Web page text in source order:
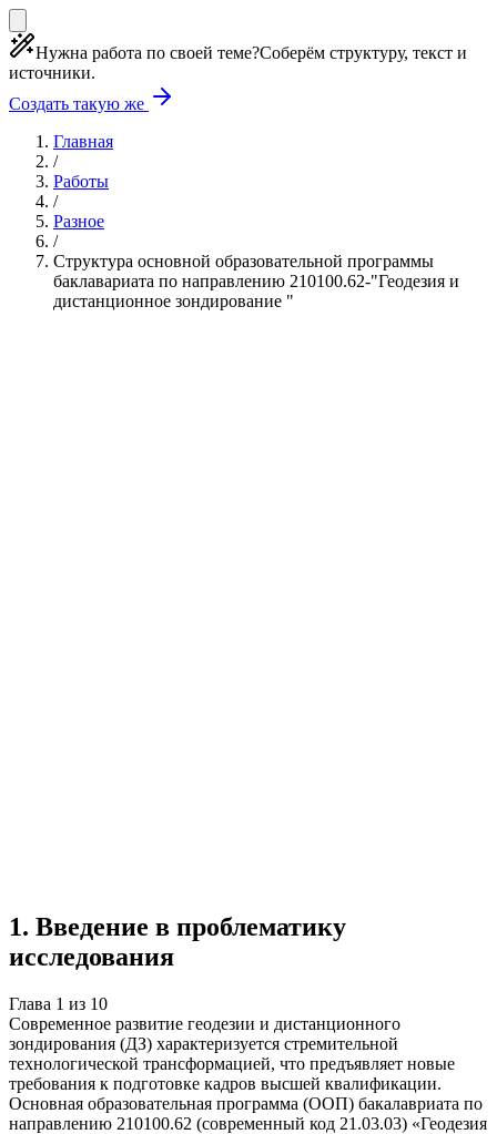
Нужна работа по своей теме?Соберём структуру, текст и
источники.
Создать такую же
Главная
/
Работы
/
Разное
/
Структура основной образовательной программы
баклавариата по направлению 210100.62-"Геодезия и
дистанционное зондирование "
1. Введение в проблематику
исследования
Глава 1 из 10
Современное развитие геодезии и дистанционного
зондирования (ДЗ) характеризуется стремительной
технологической трансформацией, что предъявляет новые
требования к подготовке кадров высшей квалификации.
Основная образовательная программа (ООП) бакалавриата по
направлению 210100.62 (современный код 21.03.03) «Геодезия